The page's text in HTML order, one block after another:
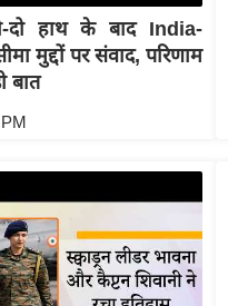
दो हाथ के बाद India-
मुद्दों पर संवाद, परिणाम
बात